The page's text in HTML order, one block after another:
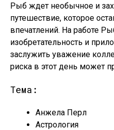
Рыб ждет необычное и
путешествие, которое
впечатлений. На работе
изобретательность и
заслужить уважение
риска в этот день может
Тема:
Анжела Перл
Астрология